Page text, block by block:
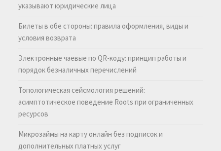
указывают юридические лица
Билеты в обе стороны: правила оформления, виды и
условия возврата
Электронные чаевые по QR-коду: принцип работы и
порядок безналичных перечислений
Топологическая сейсмология решений:
асимптотическое поведение Roots при ограниченных
ресурсов
Микрозаймы на карту онлайн без подписок и
дополнительных платных услуг